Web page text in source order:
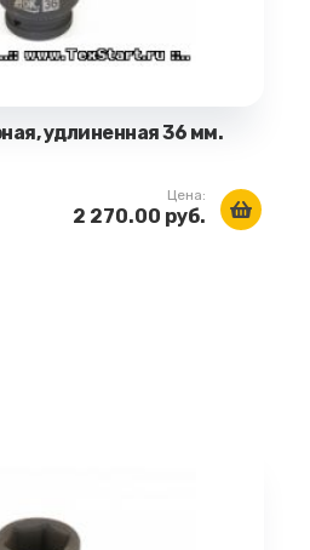
удлиненная 36 мм.
Цена:
2 270.00 руб.